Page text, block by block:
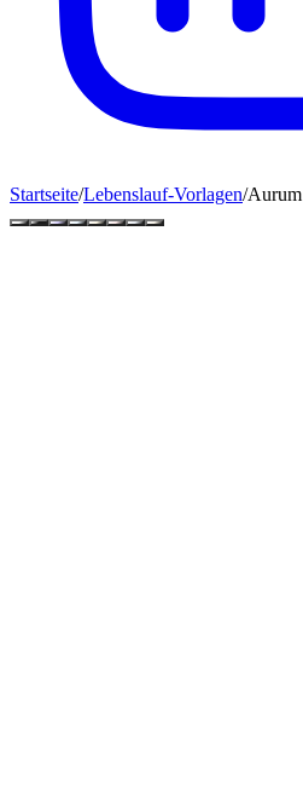
Startseite/Lebenslauf-Vorlagen/Aurum